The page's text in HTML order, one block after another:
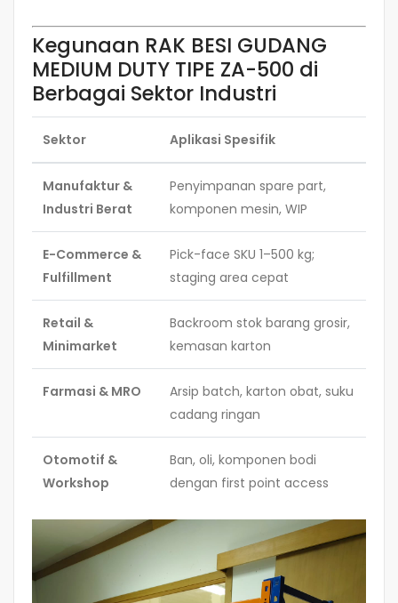
Kegunaan RAK BESI GUDANG
MEDIUM DUTY TIPE ZA-500 di
Berbagai Sektor Industri
Sektor Aplikasi Spesifik
Manufaktur &
Industri Berat
Penyimpanan spare part,
komponen mesin, WIP
E-Commerce &
Fulfillment
Pick-face SKU 1–500 kg;
staging area cepat
Retail &
Minimarket
Backroom stok barang grosir,
kemasan karton
Farmasi & MRO
Arsip batch, karton obat, suku
cadang ringan
Otomotif &
Workshop
Ban, oli, komponen bodi
dengan first point access